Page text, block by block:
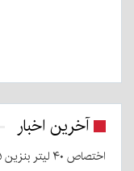
آخرین اخبار
اختصاص ۴۰ لیتر بنزین ۵ هزار تومانی به کارت سوخت کرمانی‌ها